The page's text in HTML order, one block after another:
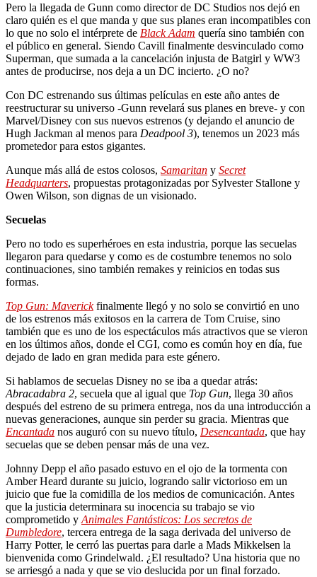
Pero la llegada de Gunn como director de DC Studios nos dejó en
claro quién es el que manda y que sus planes eran incompatibles con
lo que no solo el intérprete de Black Adam quería sino también con
el público en general. Siendo Cavill finalmente desvinculado como
Superman, que sumada a la cancelación injusta de Batgirl y WW3
antes de producirse, nos deja a un DC incierto. ¿O no?
Con DC estrenando sus últimas películas en este año antes de
reestructurar su universo -Gunn revelará sus planes en breve- y con
Marvel/Disney con sus nuevos estrenos (y dejando el anuncio de
Hugh Jackman al menos para Deadpool 3), tenemos un 2023 más
prometedor para estos gigantes.
Aunque más allá de estos colosos, Samaritan y Secret
Headquarters, propuestas protagonizadas por Sylvester Stallone y
Owen Wilson, son dignas de un visionado.
Secuelas
Pero no todo es superhéroes en esta industria, porque las secuelas
llegaron para quedarse y como es de costumbre tenemos no solo
continuaciones, sino también remakes y reinicios en todas sus
formas.
Top Gun: Maverickfinalmente llegó y no solo se convirtió en uno
de los estrenos más exitosos en la carrera de Tom Cruise, sino
también que es uno de los espectáculos más atractivos que se vieron
en los últimos años, donde el CGI, como es común hoy en día, fue
dejado de lado en gran medida para este género.
Si hablamos de secuelas Disney no se iba a quedar atrás:
Abracadabra 2, secuela que al igual que Top Gun, llega 30 años
después del estreno de su primera entrega, nos da una introducción a
nuevas generaciones, aunque sin perder su gracia. Mientras que
Encantada nos auguró con su nuevo título, Desencantada, que hay
secuelas que se deben pensar más de una vez.
Johnny Depp el año pasado estuvo en el ojo de la tormenta con
Amber Heard durante su juicio, logrando salir victorioso em un
juicio que fue la comidilla de los medios de comunicación. Antes
que la justicia determinara su inocencia su trabajo se vio
comprometido y Animales Fantásticos: Los secretos de
Dumbledore, tercera entrega de la saga derivada del universo de
Harry Potter, le cerró las puertas para darle a Mads Mikkelsen la
bienvenida como Grindelwald. ¿El resultado? Una historia que no
se arriesgó a nada y que se vio deslucida por un final forzado.